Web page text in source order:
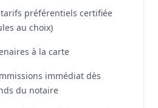
préférentiels certifiée
au choix)
à la carte
immédiat dès
du notaire